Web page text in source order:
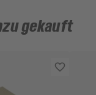
gekauft